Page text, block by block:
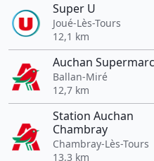
Super U
Joué-Lès-Tours
12,1 km
Auchan
Ballan-Miré
12,7 km
Station Auchan
Chambray
Chambray-Lès-Tours
13,3 km